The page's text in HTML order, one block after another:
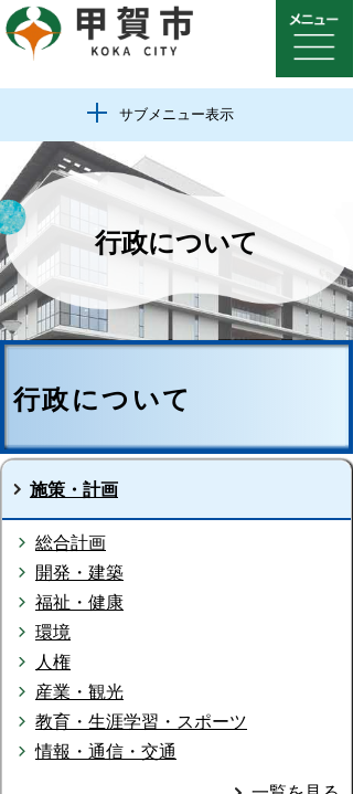
サブメニュー表示
行政について
行政について
施策・計画
総合計画
開発・建築
福祉・健康
環境
人権
産業・観光
教育・生涯学習・スポーツ
情報・通信・交通